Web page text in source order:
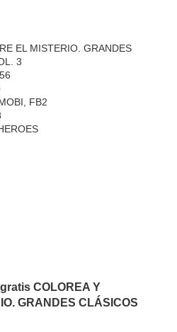
EL MISTERIO. GRANDES
3
FB2
COLOREA Y
GRANDES CLÁSICOS